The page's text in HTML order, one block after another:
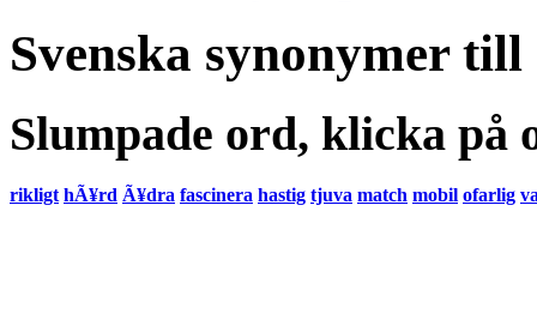
Svenska synonymer
Slumpade ord, klicka på
rikligt hÃ¥rd Ã¥dra fascinera hastig tjuva match mobil ofarlig